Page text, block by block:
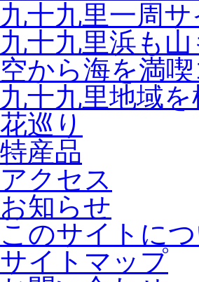
九十九里一周
九十九里浜も
空から海を満喫
九十九里地域
花巡り
特産品
アクセス
お知らせ
このサイトに
サイトマップ